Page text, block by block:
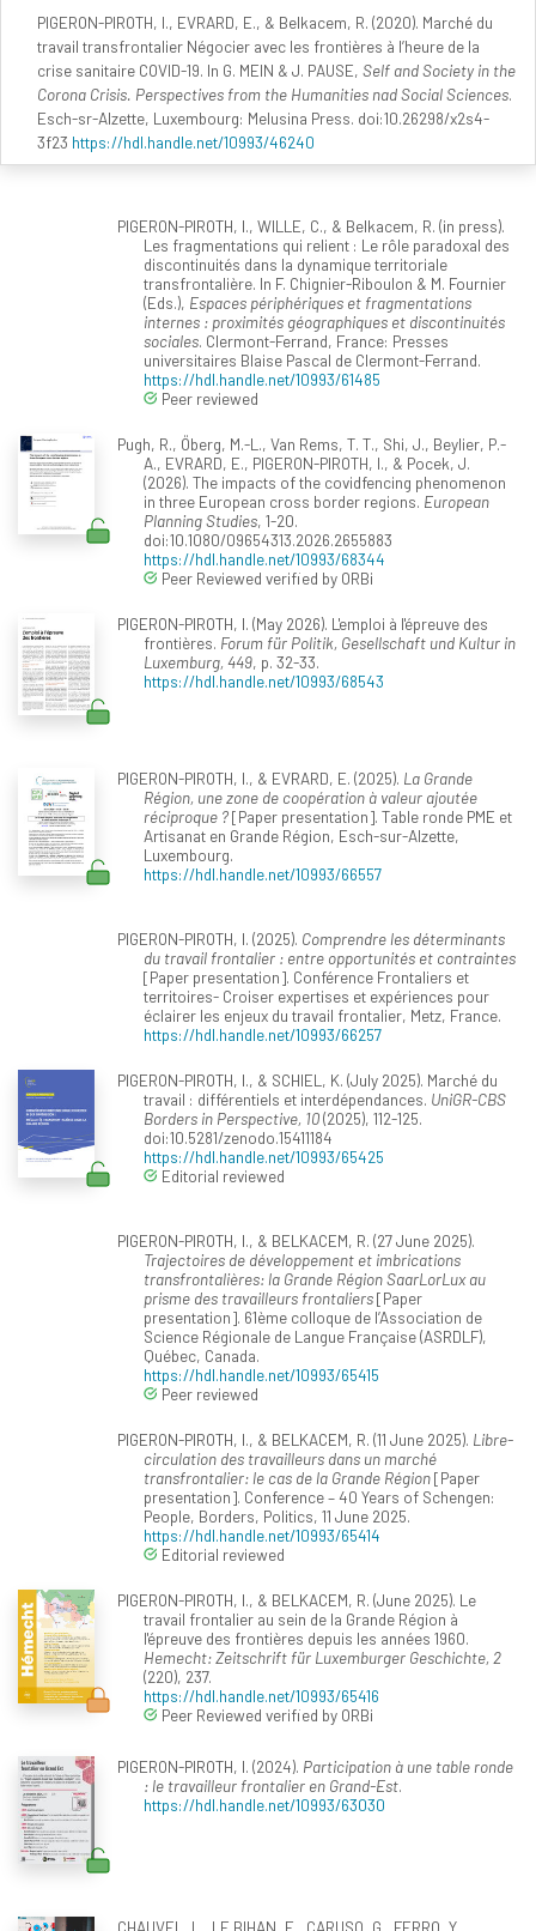
PIGERON-PIROTH, I., EVRARD, E., & Belkacem, R. (2020). Marché du
travail transfrontalier Négocier avec les frontières à l’heure de la
crise sanitaire COVID-19. In G. MEIN & J. PAUSE, Self and Society in the
Corona Crisis. Perspectives from the Humanities nad Social Sciences.
Esch-sr-Alzette, Luxembourg: Melusina Press. doi:10.26298/x2s4-
3f23 https://hdl.handle.net/10993/46240
PIGERON-PIROTH, I., WILLE, C., & Belkacem, R. (in press).
Les fragmentations qui relient : Le rôle paradoxal des
discontinuités dans la dynamique territoriale
transfrontalière. In F. Chignier-Riboulon & M. Fournier
(Eds.), Espaces périphériques et fragmentations
internes : proximités géographiques et discontinuités
sociales. Clermont-Ferrand, France: Presses
universitaires Blaise Pascal de Clermont-Ferrand.
https://hdl.handle.net/10993/61485
Peer reviewed
Pugh, R., Öberg, M.-L., Van Rems, T. T., Shi, J., Beylier, P.-
A., EVRARD, E., PIGERON-PIROTH, I., & Pocek, J.
(2026). The impacts of the covidfencing phenomenon
in three European cross border regions. European
Planning Studies, 1-20.
doi:10.1080/09654313.2026.2655883
https://hdl.handle.net/10993/68344
Peer Reviewed verified by ORBi
PIGERON-PIROTH, I. (May 2026). L'emploi à l'épreuve des
frontières. Forum für Politik, Gesellschaft und Kultur in
Luxemburg, 449, p. 32-33.
https://hdl.handle.net/10993/68543
PIGERON-PIROTH, I., & EVRARD, E. (2025). La Grande
Région, une zone de coopération à valeur ajoutée
réciproque ?[Paper presentation]. Table ronde PME et
Artisanat en Grande Région, Esch-sur-Alzette,
Luxembourg.
https://hdl.handle.net/10993/66557
PIGERON-PIROTH, I. (2025). Comprendre les déterminants
du travail frontalier : entre opportunités et contraintes
[Paper presentation]. Conférence Frontaliers et
territoires- Croiser expertises et expériences pour
éclairer les enjeux du travail frontalier, Metz, France.
https://hdl.handle.net/10993/66257
PIGERON-PIROTH, I., & SCHIEL, K. (July 2025). Marché du
travail : différentiels et interdépendances. UniGR-CBS
Borders in Perspective, 10(2025), 112-125.
doi:10.5281/zenodo.15411184
https://hdl.handle.net/10993/65425
Editorial reviewed
PIGERON-PIROTH, I., & BELKACEM, R. (27 June 2025).
Trajectoires de développement et imbrications
transfrontalières: la Grande Région SaarLorLux au
prisme des travailleurs frontaliers[Paper
presentation]. 61ème colloque de l’Association de
Science Régionale de Langue Française (ASRDLF),
Québec, Canada.
https://hdl.handle.net/10993/65415
Peer reviewed
PIGERON-PIROTH, I., & BELKACEM, R. (11 June 2025). Libre-
circulation des travailleurs dans un marché
transfrontalier: le cas de la Grande Région[Paper
presentation]. Conference – 40 Years of Schengen:
People, Borders, Politics, 11 June 2025.
https://hdl.handle.net/10993/65414
Editorial reviewed
PIGERON-PIROTH, I., & BELKACEM, R. (June 2025). Le
travail frontalier au sein de la Grande Région à
l'épreuve des frontières depuis les années 1960.
Hemecht: Zeitschrift für Luxemburger Geschichte, 2
(220), 237.
https://hdl.handle.net/10993/65416
Peer Reviewed verified by ORBi
PIGERON-PIROTH, I. (2024). Participation à une table ronde
: le travailleur frontalier en Grand-Est.
https://hdl.handle.net/10993/63030